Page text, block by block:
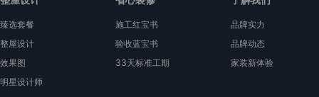
臻选套餐
整屋设计
效果图
明星设计师
施工红宝书
验收蓝宝书
33天标准工期
品牌实力
品牌动态
家装新体验